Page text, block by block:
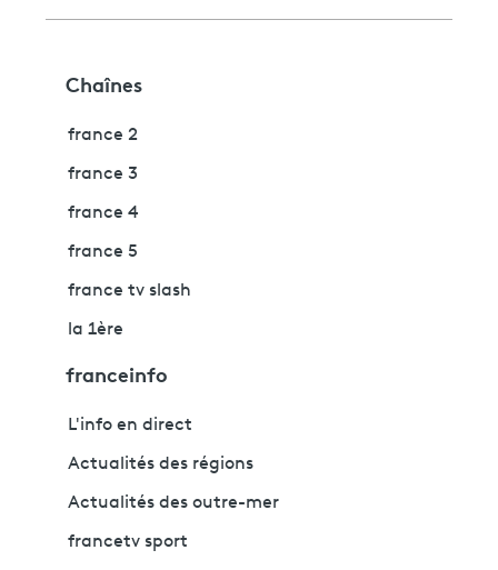
Chaînes
france 2
france 3
france 4
france 5
france tv slash
la 1ère
franceinfo
L'info en direct
Actualités des régions
Actualités des outre-mer
francetv sport